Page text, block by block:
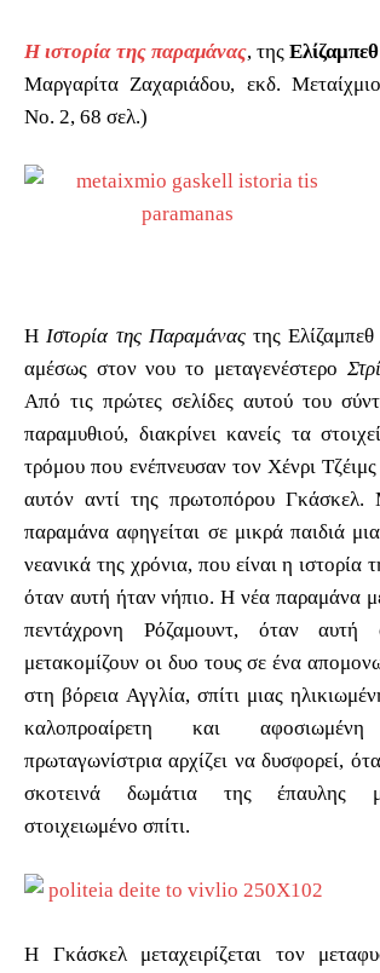
Η ιστορία της παραμάνας, της
Μαργαρίτα Ζαχαριάδου, εκδ.
Νο. 2, 68 σελ.)
ΗΙστορία της Παραμάναςτης
αμέσως στον νου το μεταγενέστερο
Από τις πρώτες σελίδες αυτού του
παραμυθιού, διακρίνει κανείς τα
τρόμου που ενέπνευσαν τον Χένρι
αυτόν αντί της πρωτοπόρου Γκάσκελ.
παραμάνα αφηγείται σε μικρά παιδιά
νεανικά της χρόνια, που είναι η ιστορία
όταν αυτή ήταν νήπιο. Η νέα παραμάνα
πεντάχρονη Ρόζαμουντ, όταν αυτή
μετακομίζουν οι δυο τους σε ένα
στη βόρεια Αγγλία, σπίτι μιας
καλοπροαίρετη και
πρωταγωνίστρια αρχίζει να δυσφορεί,
σκοτεινά δωμάτια της έπαυλης
στοιχειωμένο σπίτι.
Η Γκάσκελ μεταχειρίζεται τον